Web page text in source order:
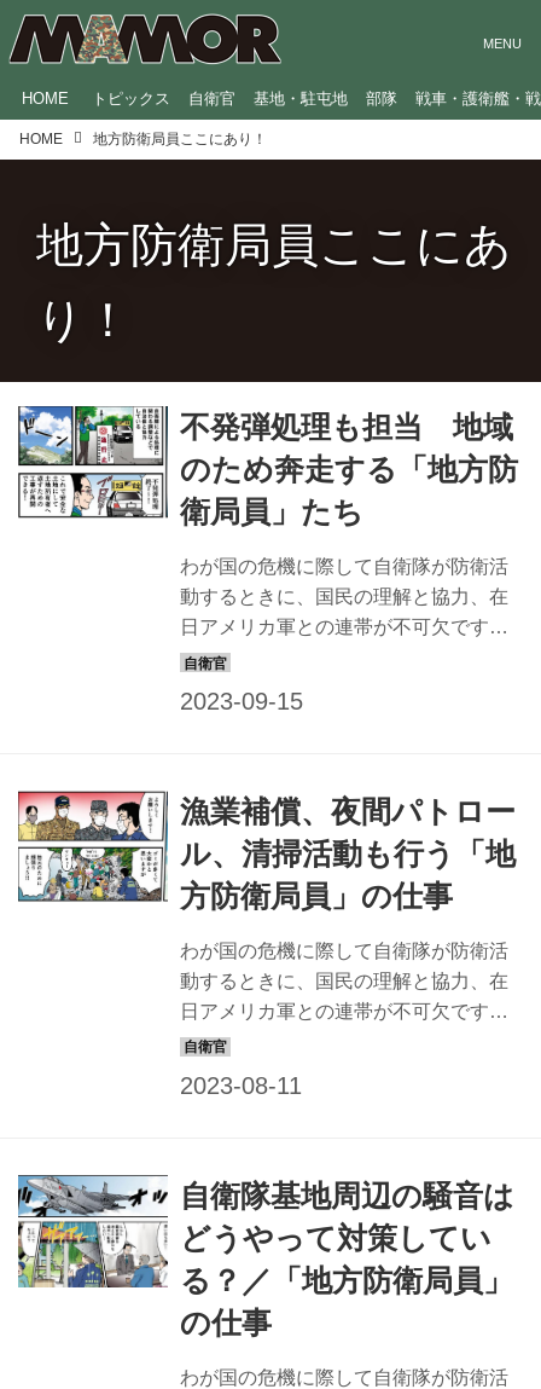
HOME トピックス 自衛官 基地・駐屯地 部隊 戦車・護衛艦・
HOME 地方防衛局員ここにあり！
地方防衛局員ここにあ
り！
不発弾処理も担当 地域
のため奔走する「地方防
衛局員」たち
わが国の危機に際して自衛隊が防衛活
動するときに、国民の理解と協力、在
日アメリカ軍との連帯が不可欠です。
また、日ごろから、有事に備えて防衛
が、どんな思いを込め、どのように仕
事しているかを知るために、全国の防
衛局であった事実を基に、分かりやす
い物語にしたマンガでお届けしよう。
四国防衛局 企画部地方調整課の場合 子
どもの交流が地域全体の交流に 地域住
民と在日アメリカ軍の交流事業とし
て、岩国航空基地（山口県）に駐留し
ている在日...
漁業補償、夜間パトロー
ル、清掃活動も行う「地
方防衛局員」の仕事
わが国の危機に際して自衛隊が防衛活
動するときに、国民の理解と協力、在
日アメリカ軍との連帯が不可欠です。
また、日ごろから、有事に備えて防衛
が、どんな思いを込め、どのように仕
事しているかを知るために、全国の防
衛局であった事実を基に、分かりやす
い物語にしたマンガでお届けしよう。
「訓練中の漁業補償」の巻 北関東防衛
局 矢内係長の場合 漁に出られない期間
を補償 日本周辺の海には自衛隊や在日
自衛隊基地周辺の騒音は
どうやって対策してい
る？／「地方防衛局員」
の仕事
わが国の危機に際して自衛隊が防衛活